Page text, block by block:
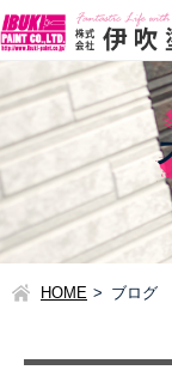
HOME ブログ